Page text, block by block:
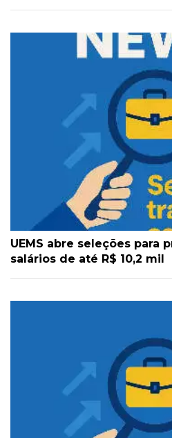
UEMS abre seleções para
salários de até R$ 10,2 mil